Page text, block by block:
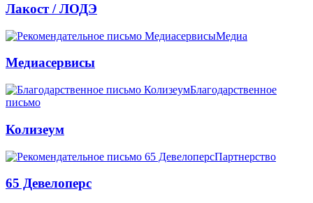
Лакост / ЛОДЭ
Медиа
Медиасервисы
Благодарственное
письмо
Колизеум
Партнерство
65 Девелоперс